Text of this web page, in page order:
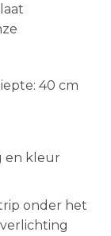
40 cm
en kleur
onder het